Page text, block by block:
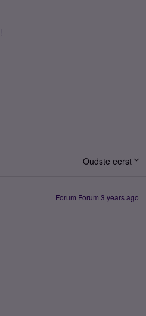
Oudste eerst
Forum|Forum|3 years ago